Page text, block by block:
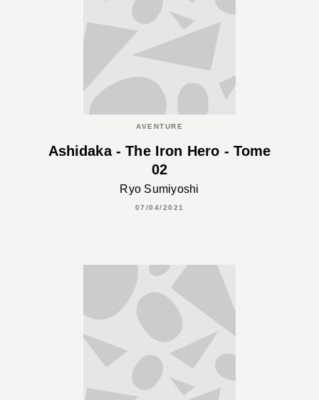
AVENTURE
Ashidaka - The Iron Hero - Tome
02
Ryo Sumiyoshi
07/04/2021